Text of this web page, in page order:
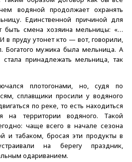
водяной продолжает охранять
Единственной причиной для
быть смена хозяина мельницы: «…
в пруду утонет кто — вот, говорили,
Богатого мужика была мельница. А
стала принадлежать мельница, так
плотогонами, но, судя по
сплавщики просили у водяного
по реке, то есть находиться
на территории водяного. Такой
чаще всего в начале сезона
и табаком, бросая эти продукты в
на берегу праздник,
одариванием.